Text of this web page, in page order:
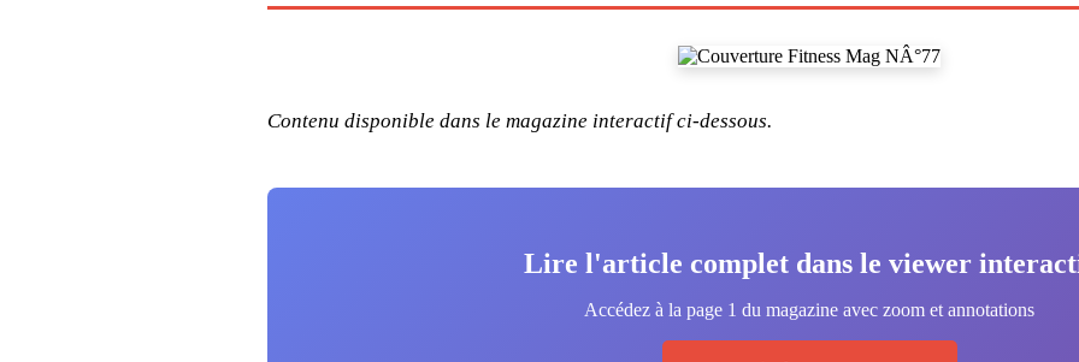
Contenu disponible dans le magazine interactif ci-dessous.
Lire l'article complet dans le viewer
Accédez à la page 1 du magazine avec zoom et annotations